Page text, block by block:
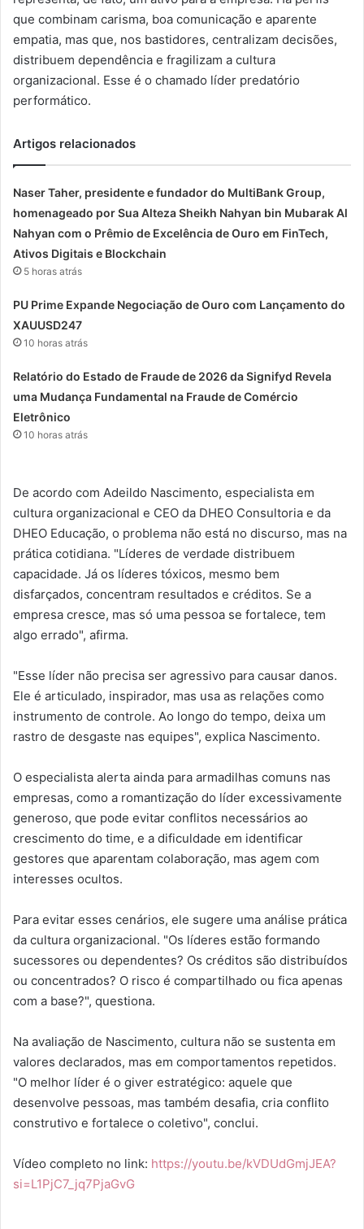
que combinam carisma, boa comunicação e aparente
empatia, mas que, nos bastidores, centralizam decisões,
distribuem dependência e fragilizam a cultura
organizacional. Esse é o chamado líder predatório
performático.
Artigos relacionados
Naser Taher, presidente e fundador do MultiBank Group,
homenageado por Sua Alteza Sheikh Nahyan bin Mubarak Al
Nahyan com o Prêmio de Excelência de Ouro em FinTech,
Ativos Digitais e Blockchain
5 horas atrás
PU Prime Expande Negociação de Ouro com Lançamento do
XAUUSD247
10 horas atrás
Relatório do Estado de Fraude de 2026 da Signifyd Revela
uma Mudança Fundamental na Fraude de Comércio
Eletrônico
10 horas atrás
De acordo com Adeildo Nascimento, especialista em
cultura organizacional e CEO da DHEO Consultoria e da
DHEO Educação, o problema não está no discurso, mas na
prática cotidiana. "Líderes de verdade distribuem
capacidade. Já os líderes tóxicos, mesmo bem
disfarçados, concentram resultados e créditos. Se a
empresa cresce, mas só uma pessoa se fortalece, tem
algo errado", afirma.
"Esse líder não precisa ser agressivo para causar danos.
Ele é articulado, inspirador, mas usa as relações como
instrumento de controle. Ao longo do tempo, deixa um
rastro de desgaste nas equipes", explica Nascimento.
O especialista alerta ainda para armadilhas comuns nas
empresas, como a romantização do líder excessivamente
generoso, que pode evitar conflitos necessários ao
crescimento do time, e a dificuldade em identificar
gestores que aparentam colaboração, mas agem com
interesses ocultos.
Para evitar esses cenários, ele sugere uma análise prática
da cultura organizacional. "Os líderes estão formando
sucessores ou dependentes? Os créditos são distribuídos
ou concentrados? O risco é compartilhado ou fica apenas
com a base?", questiona.
Na avaliação de Nascimento, cultura não se sustenta em
valores declarados, mas em comportamentos repetidos.
"O melhor líder é o giver estratégico: aquele que
desenvolve pessoas, mas também desafia, cria conflito
construtivo e fortalece o coletivo", conclui.
Vídeo completo no link: https://youtu.be/kVDUdGmjJEA?
si=L1PjC7_jq7PjaGvG